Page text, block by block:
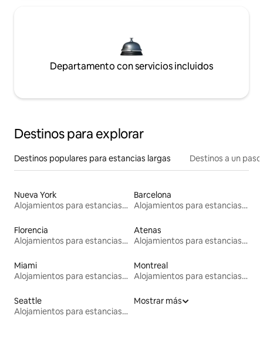
Departamento con servicios incluidos
Destinos para explorar
Destinos populares para estancias largas Destinos a un
Nueva York
Alojamientos para estancias largas
Barcelona
Alojamientos para estancias largas
Florencia
Alojamientos para estancias largas
Atenas
Alojamientos para estancias largas
Miami
Alojamientos para estancias largas
Montreal
Alojamientos para estancias largas
Seattle
Alojamientos para estancias largas
Mostrar más